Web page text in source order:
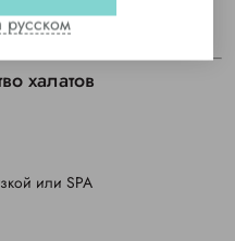
халатов
или SPA
русском